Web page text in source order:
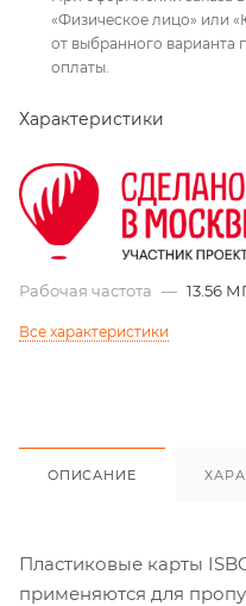
«Физическое лицо» или
от выбранного варианта
оплаты.
Характеристики
Рабочая частота — 13.56
Все характеристики
ОПИСАНИЕ
Пластиковые карты
применяются для